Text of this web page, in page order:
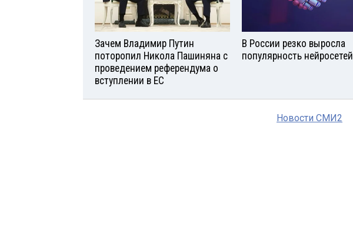
Зачем Владимир Путин
поторопил Никола Пашиняна с
проведением референдума о
вступлении в ЕС
В России резко выросла
популярность нейросетей
Новости СМИ2